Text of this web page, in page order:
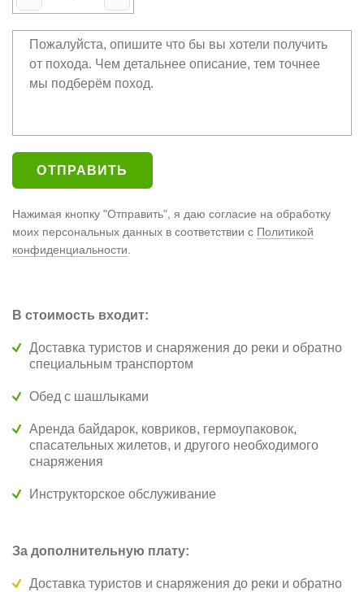
Нажимая кнопку "Отправить", я даю согласие на обработку
моих персональных данных в соответствии с Политикой
конфиденциальности
В стоимость входит:
Доставка туристов и снаряжения до реки и обратно
специальным транспортом
Обед с шашлыками
Аренда байдарок, ковриков, гермоупаковок,
спасательных жилетов, и другого необходимого
снаряжения
Инструкторское обслуживание
За дополнительную плату:
Доставка туристов и снаряжения до реки и обратно